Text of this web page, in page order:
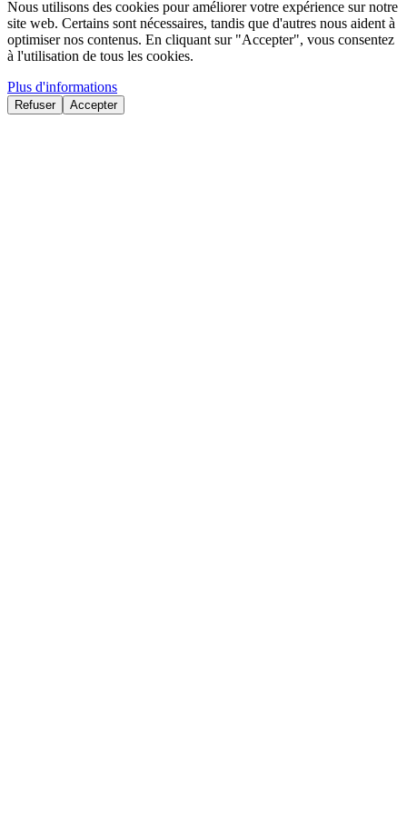
Nous utilisons des cookies pour améliorer votre expérience sur notre
site web. Certains sont nécessaires, tandis que d'autres nous aident à
optimiser nos contenus. En cliquant sur "Accepter", vous consentez
à l'utilisation de tous les cookies.
Plus d'informations
Refuser Accepter